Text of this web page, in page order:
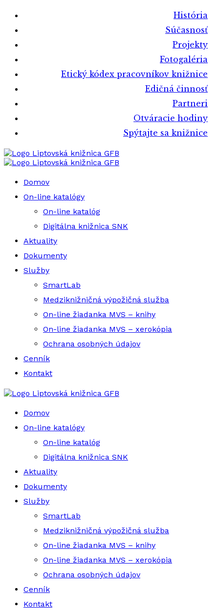
História
Súčasnosť
Projekty
Fotogaléria
Etický kódex pracovníkov knižnice
Edičná činnosť
Partneri
Otváracie hodiny
Spýtajte sa knižnice
Liptovská knižnica GFB
Liptovská knižnica GFB
Domov
On-line katalógy
On-line katalóg
Digitálna knižnica SNK
Aktuality
Dokumenty
Služby
SmartLab
Medziknižničná výpožičná služba
On-line žiadanka MVS – knihy
On-line žiadanka MVS – xerokópia
Ochrana osobných údajov
Cenník
Kontakt
Liptovská knižnica GFB
Domov
On-line katalógy
On-line katalóg
Digitálna knižnica SNK
Aktuality
Dokumenty
Služby
SmartLab
Medziknižničná výpožičná služba
On-line žiadanka MVS – knihy
On-line žiadanka MVS – xerokópia
Ochrana osobných údajov
Cenník
Kontakt